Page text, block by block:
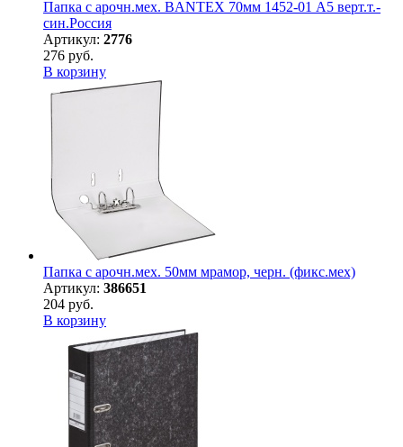
Папка с арочн.мех. BANTEX 70мм 1452-01 А5 верт.т.-
син.Россия
Артикул: 2776
276 руб.
В корзину
Папка с арочн.мех. 50мм мрамор, черн. (фикс.мех)
Артикул: 386651
204 руб.
В корзину